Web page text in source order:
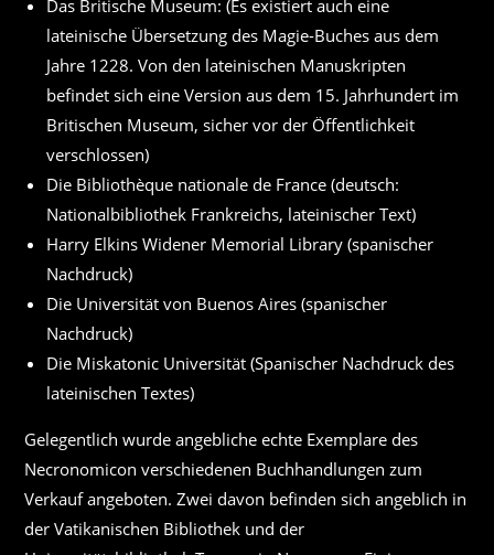
Das Britische Museum: (Es existiert auch eine
lateinische Übersetzung des Magie-Buches aus dem
Jahre 1228. Von den lateinischen Manuskripten
befindet sich eine Version aus dem 15. Jahrhundert im
Britischen Museum, sicher vor der Öffentlichkeit
verschlossen)
Die Bibliothèque nationale de France (deutsch:
Nationalbibliothek Frankreichs, lateinischer Text)
Harry Elkins Widener Memorial Library (spanischer
Nachdruck)
Die Universität von Buenos Aires (spanischer
Nachdruck)
Die Miskatonic Universität (Spanischer Nachdruck des
lateinischen Textes)
Gelegentlich wurde angebliche echte Exemplare des
Necronomicon verschiedenen Buchhandlungen zum
Verkauf angeboten. Zwei davon befinden sich angeblich in
der Vatikanischen Bibliothek und der